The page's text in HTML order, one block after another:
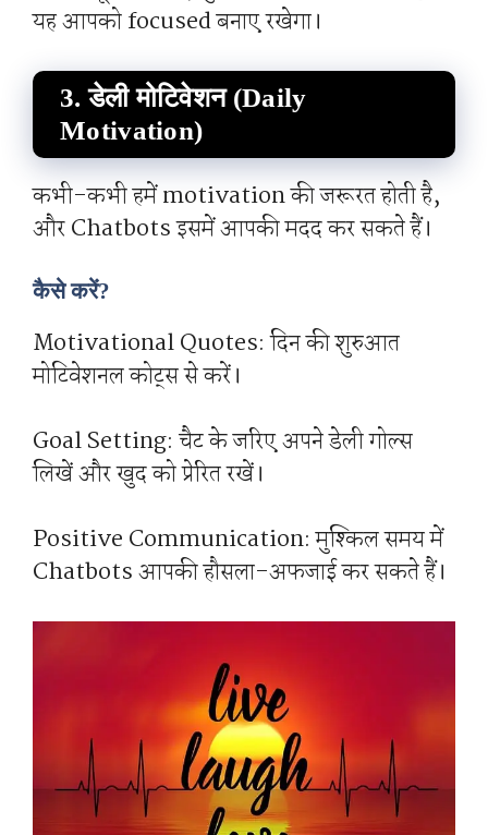
यह आपको focused बनाए रखेगा।
3. डेली मोटिवेशन (Daily
Motivation)
कभी-कभी हमें motivation की जरूरत होती है,
और Chatbots इसमें आपकी मदद कर सकते हैं।
कैसे करें?
Motivational Quotes: दिन की शुरुआत
मोटिवेशनल कोट्स से करें।
Goal Setting: चैट के जरिए अपने डेली गोल्स
लिखें और खुद को प्रेरित रखें।
Positive Communication: मुश्किल समय में
Chatbots आपकी हौसला-अफजाई कर सकते हैं।